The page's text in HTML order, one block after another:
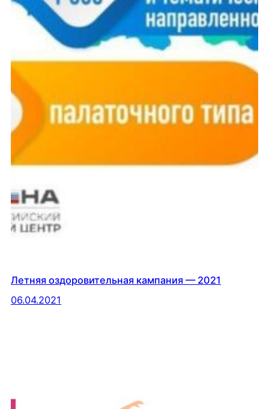
Летняя оздоровительная кампания — 2021
06.04.2021